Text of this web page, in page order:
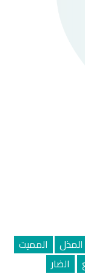
المذل
المميت
الضار